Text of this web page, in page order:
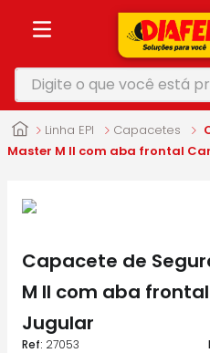
Digite o que você está
Linha EPI Capacetes
Master M II com aba frontal
Capacete de
M II com aba
Jugular
: 27053